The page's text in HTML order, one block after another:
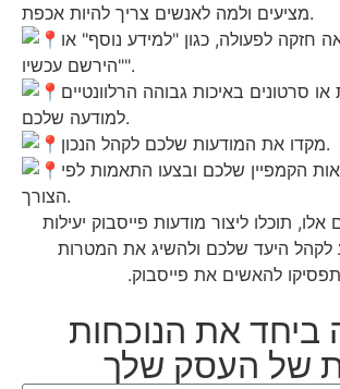
מציעים ולמה לאנשים צריך להיות אכפת.
חזקה לפעולה, כגון "למידע נוסף" או
"הירשם עכשיו".
סרטונים באיכות גבוהה הרלוונטיים
למודעה שלכם.
מקדו את המודעות שלכם לקהל הנכון.
הקמפיין שלכם ובצעו התאמות לפי
הצורך.
אלו, תוכלו ליצור מודעות פייסבוק יעילות
לקהל היעד שלכם ולהשיג את המטרות
להאשים את פייסבוק.
ביחד את הנוכחות
של העסק שלך